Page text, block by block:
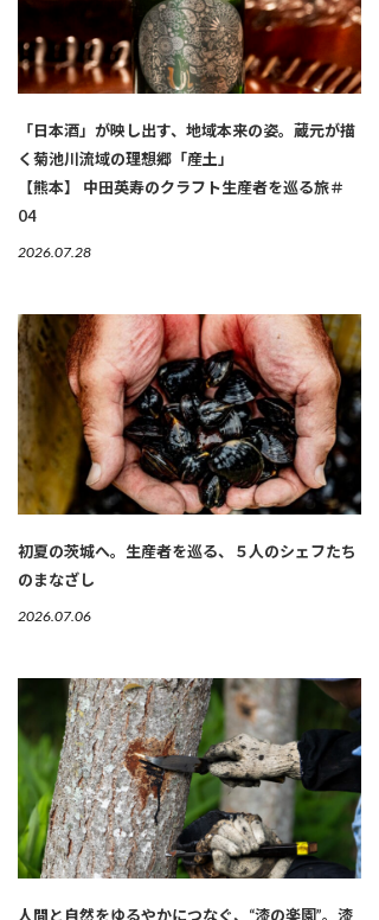
「日本酒」が映し出す、地域本来の姿。蔵元が描
く菊池川流域の理想郷「産土」
【熊本】 中田英寿のクラフト生産者を巡る旅＃
04
2026.07.28
初夏の茨城へ。生産者を巡る、５人のシェフたち
のまなざし
2026.07.06
人間と自然をゆるやかにつなぐ、“漆の楽園”。漆